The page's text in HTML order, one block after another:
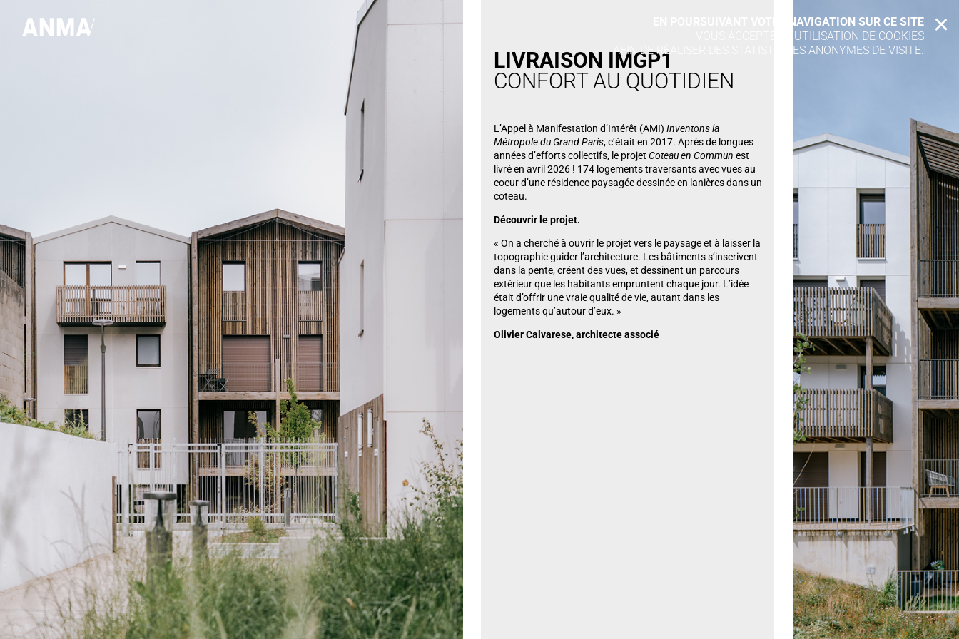
LIVRAISON IMGP1
CONFORT AU QUOTIDIEN
L’Appel à Manifestation d’Intérêt (AMI) Inventons la
Métropole du Grand Paris, c’était en 2017. Après de longues
années d’efforts collectifs, le projet Coteau en Commun est
livré en avril 2026 ! 174 logements traversants avec vues au
coeur d’une résidence paysagée dessinée en lanières dans un
coteau.
Découvrir le projet.
« On a cherché à ouvrir le projet vers le paysage et à laisser la
topographie guider l’architecture. Les bâtiments s’inscrivent
dans la pente, créent des vues, et dessinent un parcours
extérieur que les habitants empruntent chaque jour. L’idée
était d’offrir une vraie qualité de vie, autant dans les
logements qu’autour d’eux. »
Olivier Calvarese, architecte associé
EN POURSUIVANT VOTRE NAVIGATION SUR CE SITE
VOUS ACCEPTEZ L’UTILISATION DE COOKIES
AFIN DE RÉALISER DES STATISTIQUES ANONYMES DE VISITE.
X